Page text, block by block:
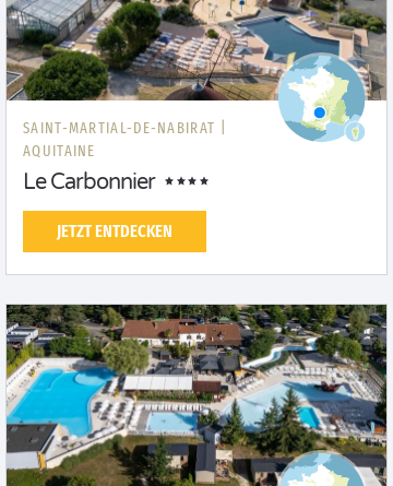
SAINT-MARTIAL-DE-NABIRAT |
AQUITAINE
Le Carbonnier
JETZT ENTDECKEN